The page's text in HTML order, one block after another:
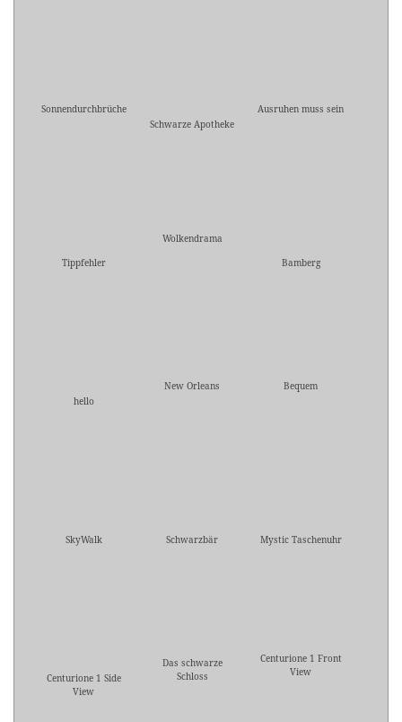
Sonnendurchbrüche
Schwarze Apotheke
Ausruhen muss sein
Tippfehler
Wolkendrama
Bamberg
hello
New Orleans Bequem
SkyWalk Schwarzbär Mystic Taschenuhr
Centurione 1 Side
View
Das schwarze
Schloss
Centurione 1 Front
View